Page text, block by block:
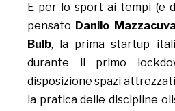
E per lo sport ai tempi (e
pensato Danilo Mazzacuva
Bulb, la prima startup
durante il primo
disposizione spazi
la pratica delle discipline